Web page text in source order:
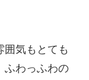
囲気もとても
ふわっふわの